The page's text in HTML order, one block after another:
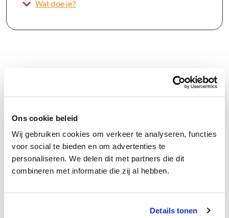
Ons cookie beleid
Wij gebruiken cookies om verkeer te analyseren, functies
voor social te bieden en om advertenties te
personaliseren. We delen dit met partners die dit
combineren met informatie die zij al hebben.
Details tonen
Wat doe je?
Groeipad
Bij Trivire is er volop aandacht voor ontwikkeling. Medewerkers
beschikken via de cao over een eigen budget voor persoonlijke
groei. Opleidingen die nodig zijn voor het uitoefenen van je functie
worden volledig vergoed door Trivire. Binnen duidelijke kaders
zijn veel mogelijkheden om jezelf zowel professioneel als
persoonlijk verder te ontwikkelen. Daarnaast besteden we ook